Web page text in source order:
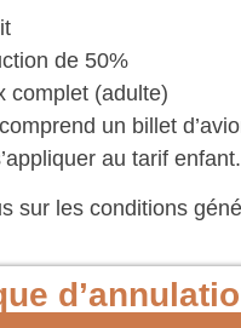
de 50%
complet (adulte)
un billet
au tarif enfant.
sur les conditions